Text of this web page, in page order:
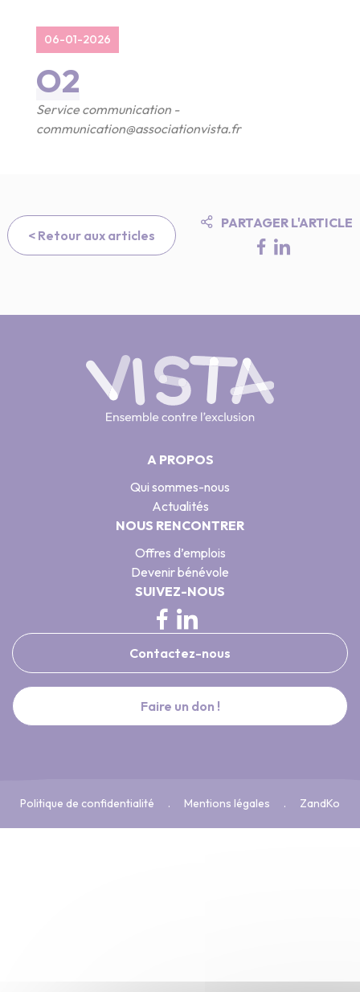
06-01-2026
O2
Service communication -
communication@associationvista.fr
< Retour aux articles
PARTAGER L'ARTICLE
A PROPOS
Qui sommes-nous
Actualités
NOUS RENCONTRER
Offres d’emplois
Devenir bénévole
SUIVEZ-NOUS
Contactez-nous
Faire un don !
Politique de confidentialité Mentions légales ZandKo